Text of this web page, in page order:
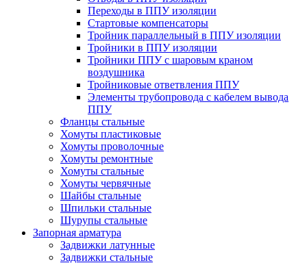
Переходы в ППУ изоляции
Стартовые компенсаторы
Тройник параллельный в ППУ изоляции
Тройники в ППУ изоляции
Тройники ППУ с шаровым краном
воздушника
Тройниковые ответвления ППУ
Элементы трубопровода с кабелем вывода
ППУ
Фланцы стальные
Хомуты пластиковые
Хомуты проволочные
Хомуты ремонтные
Хомуты стальные
Хомуты червячные
Шайбы стальные
Шпильки стальные
Шурупы стальные
Запорная арматура
Задвижки латунные
Задвижки стальные